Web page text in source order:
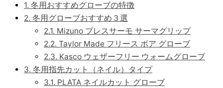
1. 冬用おすすめグローブの特徴
2. 冬用グローブおすすめ３選
2.1. Mizuno プレスサーモ サーマグリップ
2.2. Taylor Made フリース ボア グローブ
2.3. Kasco ウェザーフリー ウォームグローブ
3. 冬用指先カット（ネイル）タイプ
3.1. PLATA ネイルカット グローブ